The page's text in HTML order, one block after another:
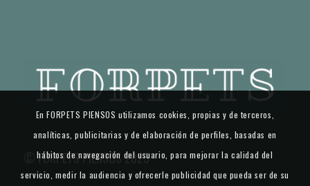
© FORPETS PIENSOS 2025
En FORPETS PIENSOS utilizamos cookies, propias y de terceros,
analíticas, publicitarias y de elaboración de perfiles, basadas en
hábitos de navegación del usuario, para mejorar la calidad del
servicio, medir la audiencia y ofrecerle publicidad que pueda ser de su